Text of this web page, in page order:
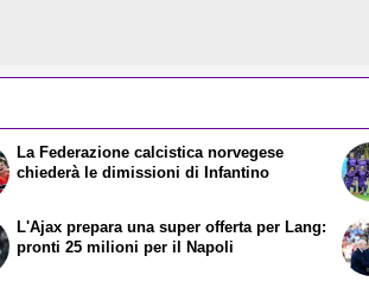
La Federazione calcistica norvegese
chiederà le dimissioni di Infantino
L'Ajax prepara una super offerta per Lang:
pronti 25 milioni per il Napoli